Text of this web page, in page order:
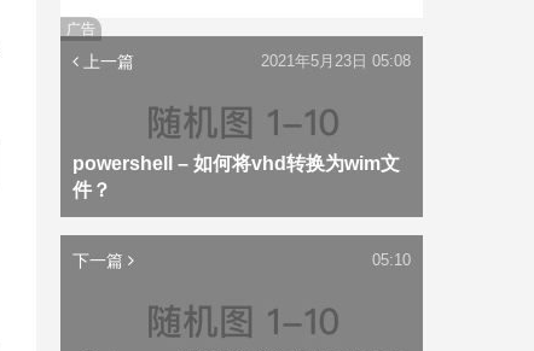
广告
上一篇
powershell – 如何将vhd转换为wim文
件？
2021年5月23日 05:08
下一篇 05:10